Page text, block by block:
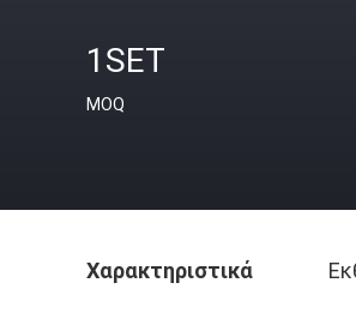
1SET
MOQ
Χαρακτηριστικά